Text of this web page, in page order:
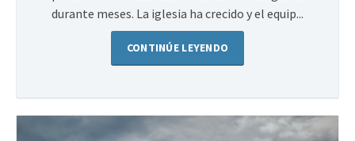
durante meses. La iglesia ha crecido y el equip...
CONTINÚE LEYENDO